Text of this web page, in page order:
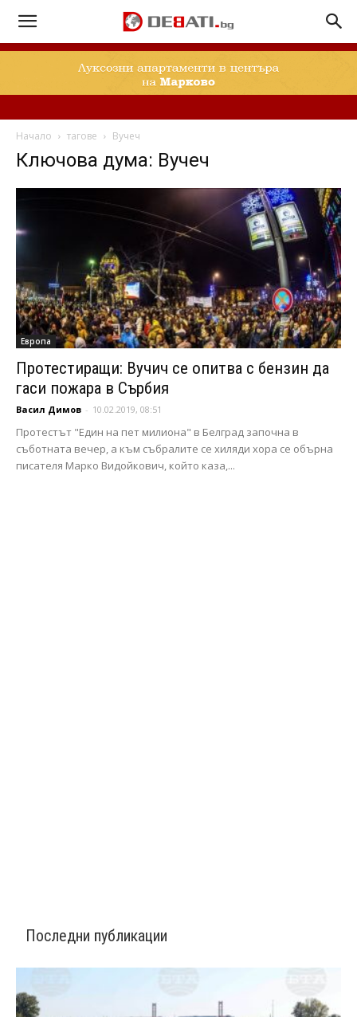
Начало тагове Вучеч
Ключова дума: Вучеч
Европа
Протестиращи: Вучич се опитва с бензин да
гаси пожара в Сърбия
Васил Димов - 10.02.2019, 08:51
Протестът "Един на пет милиона" в Белград започна в
съботната вечер, а към събралите се хиляди хора се обърна
писателя Марко Видойкович, който каза,...
Последни публикации